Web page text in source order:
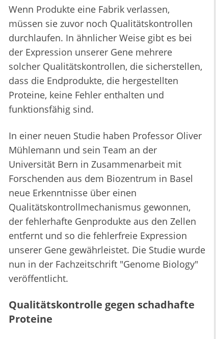
Wenn Produkte eine Fabrik verlassen,
müssen sie zuvor noch Qualitätskontrollen
durchlaufen. In ähnlicher Weise gibt es bei
der Expression unserer Gene mehrere
solcher Qualitätskontrollen, die sicherstellen,
dass die Endprodukte, die hergestellten
Proteine, keine Fehler enthalten und
funktionsfähig sind.
In einer neuen Studie haben Professor Oliver
Mühlemann und sein Team an der
Universität Bern in Zusammenarbeit mit
Forschenden aus dem Biozentrum in Basel
neue Erkenntnisse über einen
Qualitätskontrollmechanismus gewonnen,
der fehlerhafte Genprodukte aus den Zellen
entfernt und so die fehlerfreie Expression
unserer Gene gewährleistet. Die Studie wurde
nun in der Fachzeitschrift "Genome Biology"
veröffentlicht.
Qualitätskontrolle gegen schadhafte
Proteine